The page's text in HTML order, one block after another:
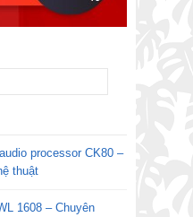
processor CK80 –
thuật
1608 – Chuyên